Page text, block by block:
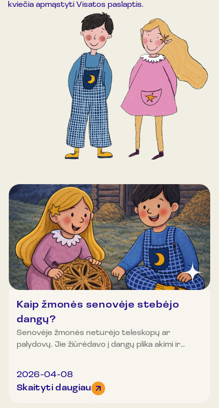
kviečia apmąstyti Visatos paslaptis.
Kaip žmonės senovėje stebėjo
dangų?
Senovėje žmonės neturėjo teleskopų ar
palydovų. Jie žiūrėdavo į dangų plika akimi ir
pasakos, raštai ant audinių, piešiniai ant
2026-04-08
Skaityti daugiau